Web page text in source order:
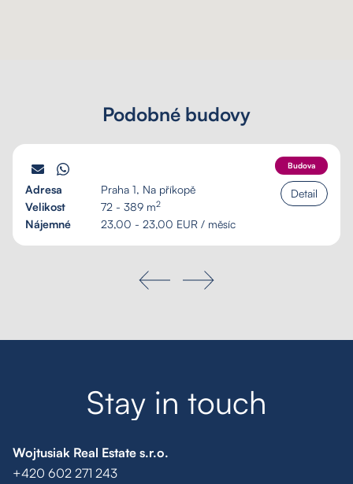
Podobné budovy
PALÁC SCHILLER
Budova
Adresa
Praha 1, Na příkopě
Velikost
72 - 389 m2
Nájemné 23,00 - 23,00 EUR / měsíc
Detail
Stay in touch
Wojtusiak Real Estate s.r.o.
+420 602 271 243